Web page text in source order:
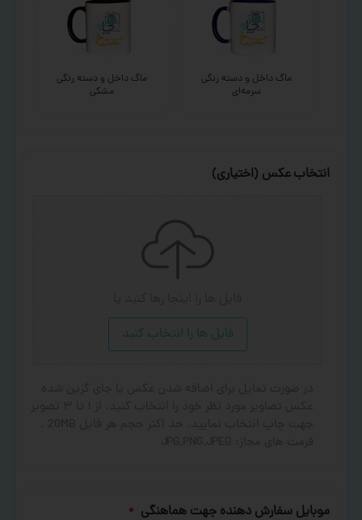
ماگ داخل و دسته رنگی
سرمه‌ای
ماگ داخل و دسته رنگی
مشکی
انتخاب عکس (اختیاری)
فایل ها را انتخاب کنید
موبایل سفارش دهنده جهت هماهنگی *